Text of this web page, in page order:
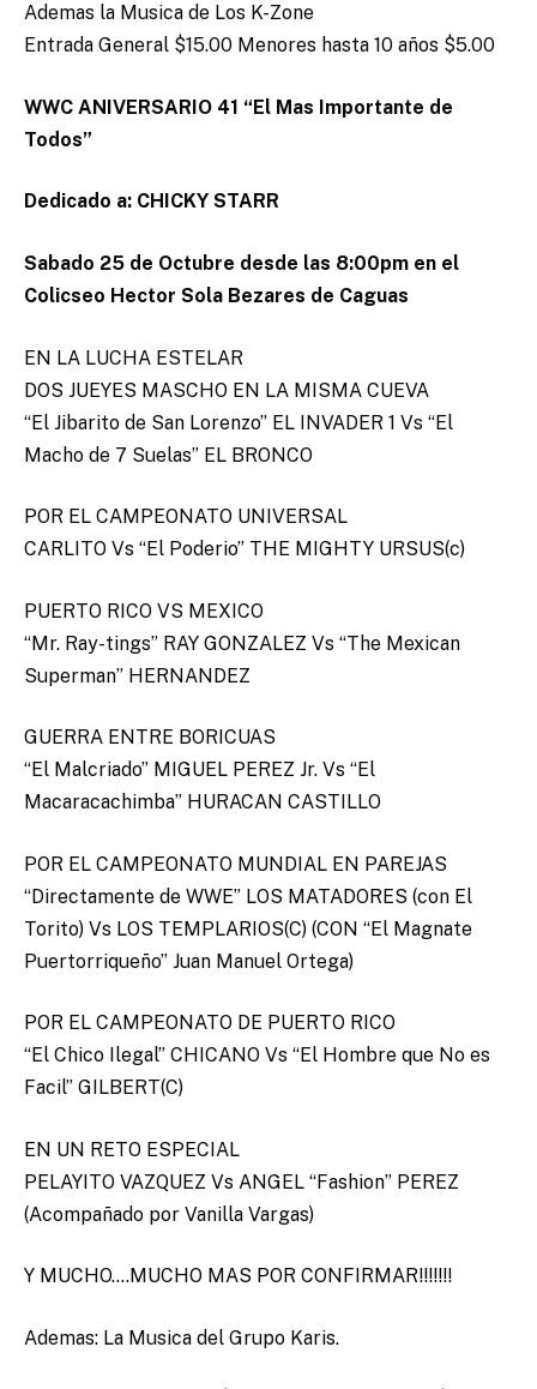
Ademas la Musica de Los K-Zone
Entrada General $15.00 Menores hasta 10 años $5.00
WWC ANIVERSARIO 41 “El Mas Importante de
Todos”
Dedicado a: CHICKY STARR
Sabado 25 de Octubre desde las 8:00pm en el
Colicseo Hector Sola Bezares de Caguas
EN LA LUCHA ESTELAR
DOS JUEYES MASCHO EN LA MISMA CUEVA
“El Jibarito de San Lorenzo” EL INVADER 1 Vs “El
Macho de 7 Suelas” EL BRONCO
POR EL CAMPEONATO UNIVERSAL
CARLITO Vs “El Poderio” THE MIGHTY URSUS(c)
PUERTO RICO VS MEXICO
“Mr. Ray-tings” RAY GONZALEZ Vs “The Mexican
Superman” HERNANDEZ
GUERRA ENTRE BORICUAS
“El Malcriado” MIGUEL PEREZ Jr. Vs “El
Macaracachimba” HURACAN CASTILLO
POR EL CAMPEONATO MUNDIAL EN PAREJAS
“Directamente de WWE” LOS MATADORES (con El
Torito) Vs LOS TEMPLARIOS(C) (CON “El Magnate
Puertorriqueño” Juan Manuel Ortega)
POR EL CAMPEONATO DE PUERTO RICO
“El Chico Ilegal” CHICANO Vs “El Hombre que No es
Facil” GILBERT(C)
EN UN RETO ESPECIAL
PELAYITO VAZQUEZ Vs ANGEL “Fashion” PEREZ
(Acompañado por Vanilla Vargas)
Y MUCHO….MUCHO MAS POR CONFIRMAR!!!!!!!
Ademas: La Musica del Grupo Karis.